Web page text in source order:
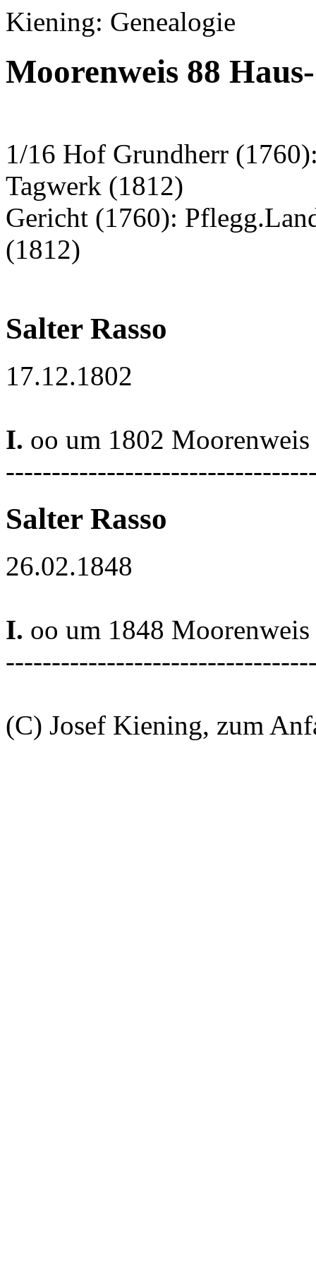
Kiening: Genealogie
Moorenweis 88
1/16 Hof Grundherr
Tagwerk (1812)
Gericht (1760):
(1812)
Salter Rasso
17.12.1802
I. oo um 1802 Moorenweis
Salter Rasso
26.02.1848
I. oo um 1848 Moorenweis
(C) Josef Kiening, zum